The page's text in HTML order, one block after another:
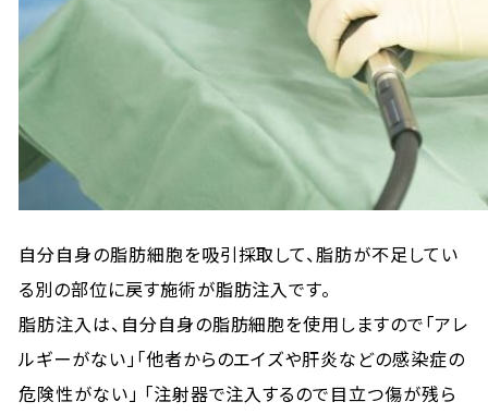
自分自身の脂肪細胞を吸引採取して、脂肪が不足してい
る別の部位に戻す施術が脂肪注入です。
脂肪注入は、自分自身の脂肪細胞を使用しますので「アレ
ルギーがない」「他者からのエイズや肝炎などの感染症の
危険性がない」 「注射器で注入するので目立つ傷が残ら